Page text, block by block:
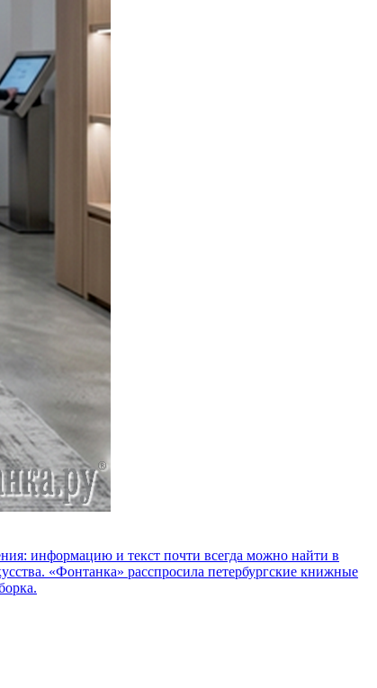
информацию и текст почти всегда можно найти в
«Фонтанка» расспросила петербургские книжные